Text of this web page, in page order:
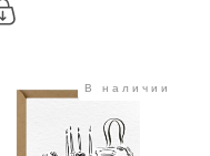
В наличии